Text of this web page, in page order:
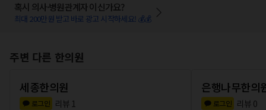
혹시 의사·병원관계자 이신가요?
최대 200만원 받고 바로 광고 시작하세요! 💰💰
주변 다른 한의원
세종한의원
로그인 리뷰 1
은행나무한의
로그인 리뷰 0